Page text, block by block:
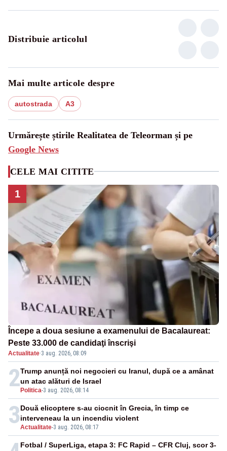
Distribuie articolul
Mai multe articole despre
autostrada A3
Urmărește știrile Realitatea de Teleorman și pe
Google News
CELE MAI CITITE
1
Începe a doua sesiune a examenului de Bacalaureat:
Peste 33.000 de candidaţi înscrişi
Actualitate·3 aug. 2026, 08:09
2 Politica-3 aug. 2026, 08:14
Trump anunță noi negocieri cu Iranul, după ce a amânat
un atac alături de Israel
3Actualitate-3 aug. 2026, 08:17
Două elicoptere s-au ciocnit în Grecia, în timp ce
interveneau la un incendiu violent
Fotbal / SuperLiga, etapa 3: FC Rapid – CFR Cluj, scor 3-